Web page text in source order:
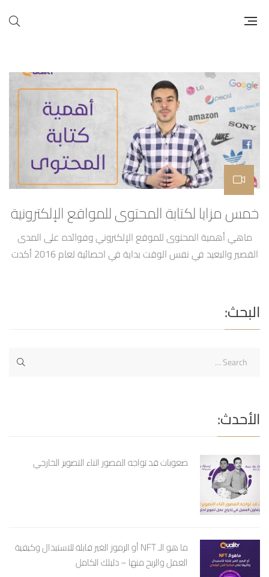
خمس مزايا لكتابة المحتوى للمواقع الإلكترونية
ماهي أهمية المحتوى للموقع الإلكتروني وفوائده على المدى
القصير والبعيد في نفس الوقت بداية في احصائية لعام 2016 أكدت
على جوجل تقوم بالدخول مباشرة للنتائج الأولى اذن كيف وصلتالبحث:
الأحدث:
صعوبات قد تواجه المصور اثناء التصوير الخارجي
ما هو الـ NFT أو الرموز الغير قابلة للاستبدال وكيفية
العمل والربح منها – دليلك الكامل